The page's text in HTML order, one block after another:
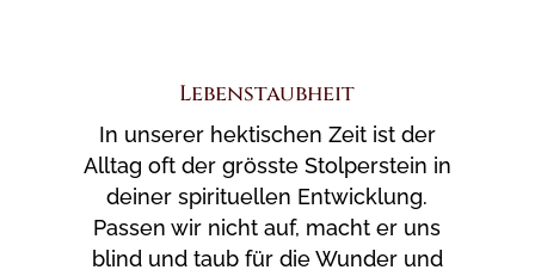
Lebenstaubheit
In unserer hektischen Zeit ist der
Alltag oft der grösste Stolperstein in
deiner spirituellen Entwicklung.
Passen wir nicht auf, macht er uns
blind und taub für die Wunder und